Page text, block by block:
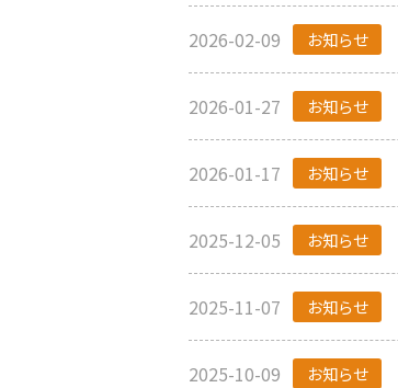
2026-02-09 お知らせ
2026-01-27 お知らせ
2026-01-17 お知らせ
2025-12-05 お知らせ
2025-11-07 お知らせ
2025-10-09 お知らせ